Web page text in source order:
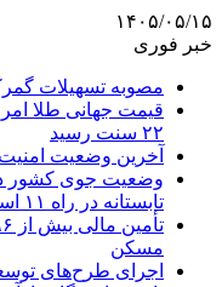
۱۴۰۵/۰۵/۱۵
خبر فوری
مصوبه تسهیلات
۲۲ سنت رسید
آخرین وضعیت
تابستانه در راه ۱۱ استان
مسکن
اجرای طرح‌های